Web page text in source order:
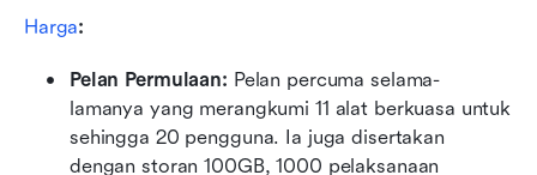
Harga:
Pelan Permulaan: Pelan percuma selama-
lamanya yang merangkumi 11 alat berkuasa untuk
sehingga 20 pengguna. Ia juga disertakan
dengan storan 100GB, 1000 pelaksanaan